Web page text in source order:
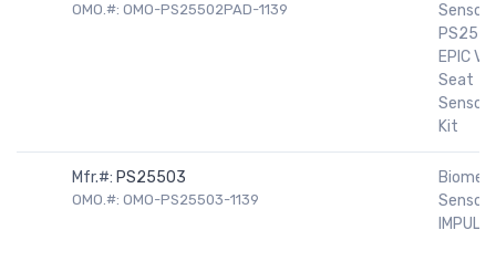
OMO.#: OMO-PS25502PAD-1139
Sensors
EPIC
Seat
Sensor
Kit
Mfr.#: PS25503
OMO.#: OMO-PS25503-1139
Sensors